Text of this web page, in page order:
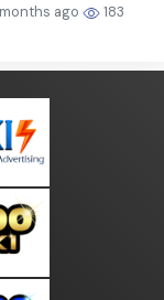
ago 183